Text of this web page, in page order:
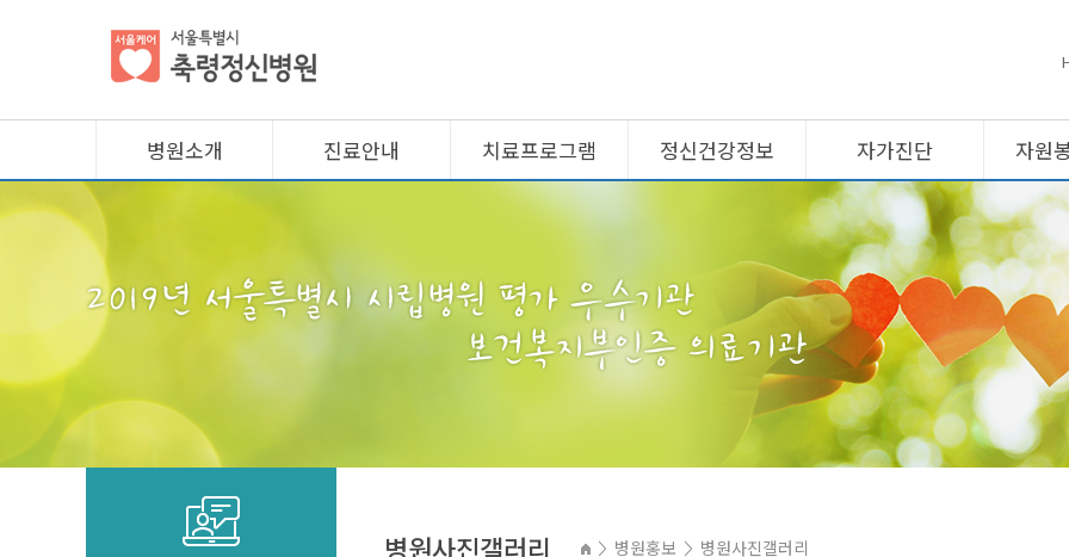
병원소개 진료안내 치료프로그램 정신건강정보 자가진단 자원
병원사진갤러리 > 병원홍보 > 병원사진갤러리